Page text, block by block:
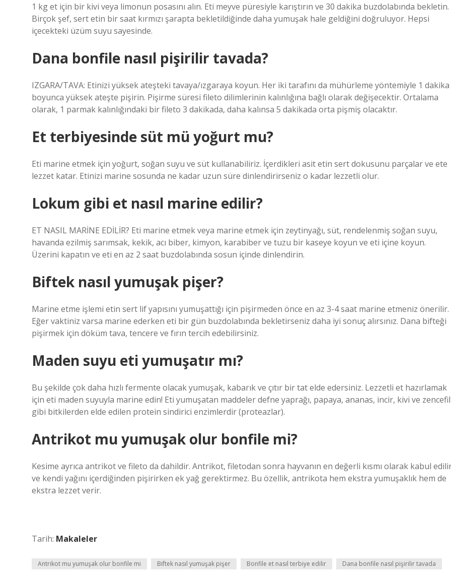
1 kg et için bir kivi veya limonun posasını alın. Eti meyve püresiyle karıştırın ve 30 dakika buzdolabında bekletin.
Birçok şef, sert etin bir saat kırmızı şarapta bekletildiğinde daha yumuşak hale geldiğini doğruluyor. Hepsi
içecekteki üzüm suyu sayesinde.
Dana bonfile nasıl pişirilir tavada?
IZGARA/TAVA: Etinizi yüksek ateşteki tavaya/ızgaraya koyun. Her iki tarafını da mühürleme yöntemiyle 1 dakika
boyunca yüksek ateşte pişirin. Pişirme süresi fileto dilimlerinin kalınlığına bağlı olarak değişecektir. Ortalama
olarak, 1 parmak kalınlığındaki bir fileto 3 dakikada, daha kalınsa 5 dakikada orta pişmiş olacaktır.
Et terbiyesinde süt mü yoğurt mu?
Eti marine etmek için yoğurt, soğan suyu ve süt kullanabiliriz. İçerdikleri asit etin sert dokusunu parçalar ve ete
lezzet katar. Etinizi marine sosunda ne kadar uzun süre dinlendirirseniz o kadar lezzetli olur.
Lokum gibi et nasıl marine edilir?
ET NASIL MARİNE EDİLİR? Eti marine etmek veya marine etmek için zeytinyağı, süt, rendelenmiş soğan suyu,
havanda ezilmiş sarımsak, kekik, acı biber, kimyon, karabiber ve tuzu bir kaseye koyun ve eti içine koyun.
Üzerini kapatın ve eti en az 2 saat buzdolabında sosun içinde dinlendirin.
Biftek nasıl yumuşak pişer?
Marine etme işlemi etin sert lif yapısını yumuşattığı için pişirmeden önce en az 3-4 saat marine etmeniz önerilir.
Eğer vaktiniz varsa marine ederken eti bir gün buzdolabında bekletirseniz daha iyi sonuç alırsınız. Dana bifteği
pişirmek için döküm tava, tencere ve fırın tercih edebilirsiniz.
Maden suyu eti yumuşatır mı?
Bu şekilde çok daha hızlı fermente olacak yumuşak, kabarık ve çıtır bir tat elde edersiniz. Lezzetli et hazırlamak
için eti maden suyuyla marine edin! Eti yumuşatan maddeler defne yaprağı, papaya, ananas, incir, kivi ve zencefil
gibi bitkilerden elde edilen protein sindirici enzimlerdir (proteazlar).
Antrikot mu yumuşak olur bonfile mi?
Kesime ayrıca antrikot ve fileto da dahildir. Antrikot, filetodan sonra hayvanın en değerli kısmı olarak kabul
ve kendi yağını içerdiğinden pişirirken ek yağ gerektirmez. Bu özellik, antrikota hem ekstra yumuşaklık hem de
ekstra lezzet verir.
Tarih: Makaleler
Antrikot mu yumuşak olur bonfile mi Biftek nasıl yumuşak pişer Bonfile et nasıl terbiye edilir Dana bonfile nasıl pişirilir tavada